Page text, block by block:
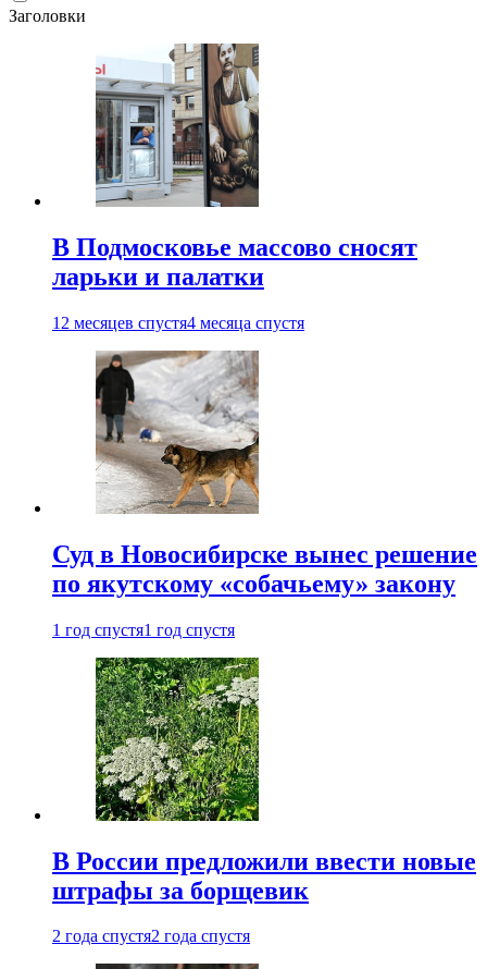
Заголовки
В Подмосковье массово сносят
ларьки и палатки
12 месяцев спустя4 месяца спустя
Суд в Новосибирске вынес решение
по якутскому «собачьему» закону
1 год спустя1 год спустя
В России предложили ввести новые
штрафы за борщевик
2 года спустя2 года спустя